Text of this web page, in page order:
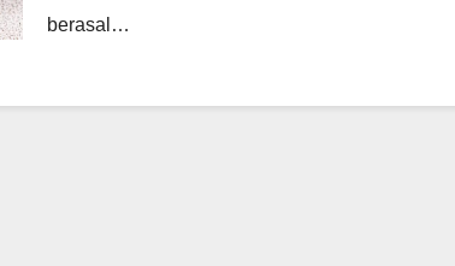
berasal…